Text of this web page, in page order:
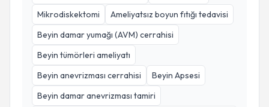
Mikrodiskektomi
Ameliyatsız boyun fıtığı tedavisi
Beyin damar yumağı (AVM) cerrahisi
Beyin tümörleri ameliyatı
Beyin anevrizması cerrahisi
Beyin Apsesi
Beyin damar anevrizması tamiri